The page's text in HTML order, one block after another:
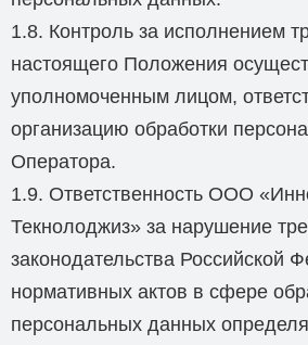
1.8. Контроль за исполнением
настоящего Положения
уполномоченным лицом,
организацию обработки
Оператора.
1.9. Ответственность ООО
Текнолоджиз» за нарушение
законодательства Российской
нормативных актов в сфере
персональных данных